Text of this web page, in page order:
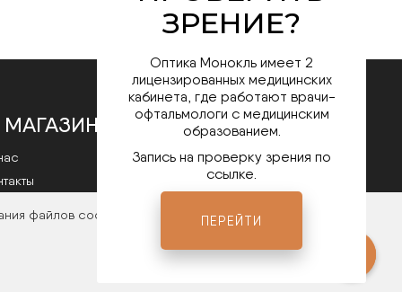
файлов cookies. Чтобы ознакомиться с нашими
Оптика Монокль имеет 2
лицензированных медицинских
кабинета, где работают врачи-
офтальмологи с медицинским
образованием.
Запись на проверку зрения по
ссылке.
ПЕРЕЙТИ
Мы в соц.сетях
Open